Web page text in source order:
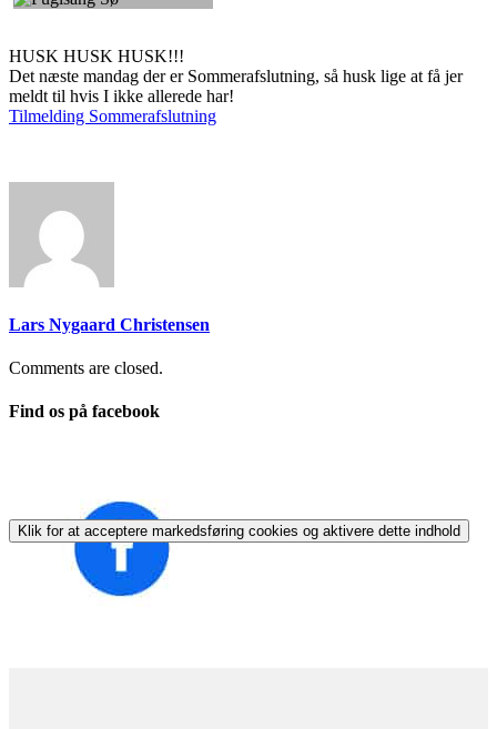
HUSK HUSK HUSK!!!
Det næste mandag der er Sommerafslutning, så husk lige at få jer
meldt til hvis I ikke allerede har!
Tilmelding Sommerafslutning
Lars Nygaard Christensen
Comments are closed.
Find os på facebook
Klik for at acceptere markedsføring cookies og aktivere dette indhold